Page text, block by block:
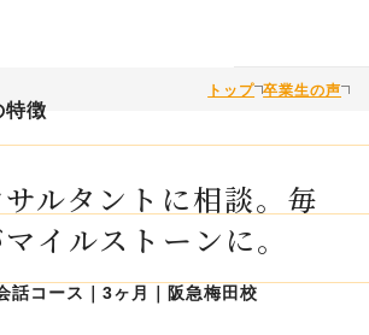
特徴
力を上げられる理由
ルティングで学習の課題を解決
ソッドで最適な学習を提供
ース
トップ 卒業生の声
ルタントに相談。毎
イルストーンに。
話コース｜3ヶ月｜阪急梅田校